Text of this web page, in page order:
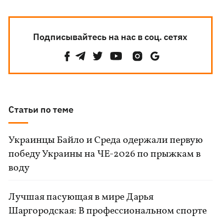
Подписывайтесь на нас в соц. сетях
Статьи по теме
Украинцы Байло и Среда одержали первую
победу Украины на ЧЕ-2026 по прыжкам в
воду
Лучшая пасующая в мире Дарья
Шаргородская: В профессиональном спорте